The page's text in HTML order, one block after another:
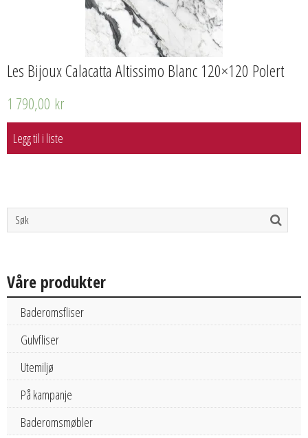
Les Bijoux Calacatta Altissimo Blanc 120×120 Polert
1 790,00 kr
Legg til i liste
Våre produkter
Baderomsfliser
Gulvfliser
Utemiljø
På kampanje
Baderomsmøbler